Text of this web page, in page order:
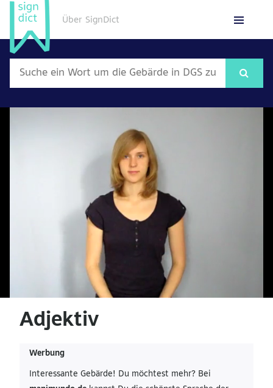
Über SignDict
English
Adjektiv
Werbung
Interessante Gebärde! Du möchtest mehr? Bei